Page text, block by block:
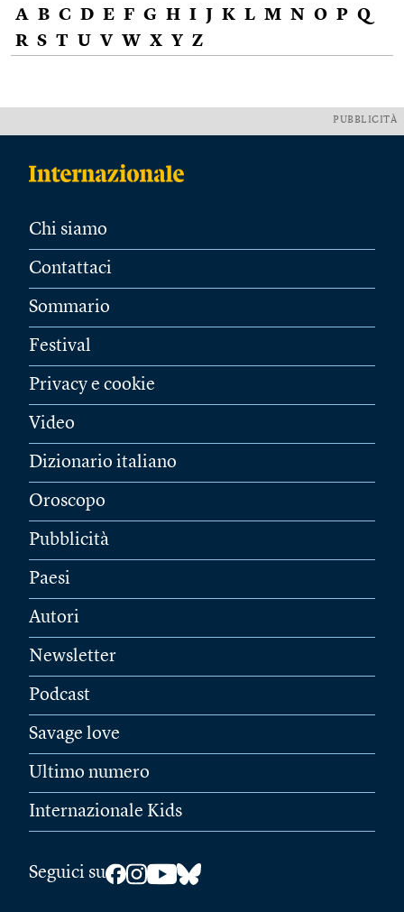
A B C D E F G H I J K L M N O P Q
R S T U V W X Y Z
PUBBLICITÀ
Chi siamo
Contattaci
Sommario
Festival
Privacy e cookie
Video
Dizionario italiano
Oroscopo
Pubblicità
Paesi
Autori
Newsletter
Podcast
Savage love
Ultimo numero
Internazionale Kids
Seguici su